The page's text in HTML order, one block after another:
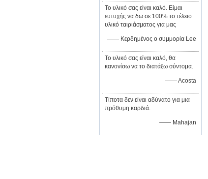
Το υλικό σας είναι καλό. Είμαι
ευτυχής να δω σε 100% το τέλειο
υλικό ταιριάσματος για μας
—— Κερδημένος ο συμμορία Lee
Το υλικό σας είναι καλό, θα
κανονίσω να το διατάξω σύντομα.
—— Acosta
Τίποτα δεν είναι αδύνατο για μια
πρόθυμη καρδιά.
—— Mahajan